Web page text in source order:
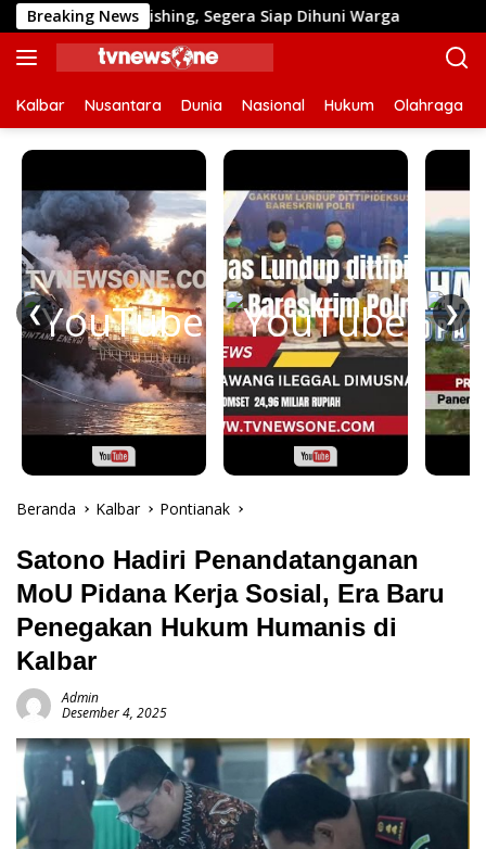
Langsung
ke
konten
Breaking News
Finishing, Segera Siap Dihuni Warga Dulu Sulit
Kalbar Nusantara Dunia Nasional Hukum Olahraga
❮ ❯
Beranda Kalbar Pontianak
Satono Hadiri Penandatanganan
MoU Pidana Kerja Sosial, Era Baru
Penegakan Hukum Humanis di
Kalbar
Admin
Desember 4, 2025